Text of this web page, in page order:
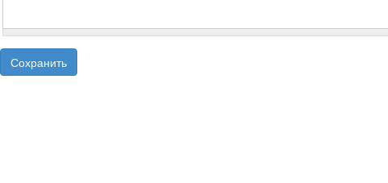
Сохранить